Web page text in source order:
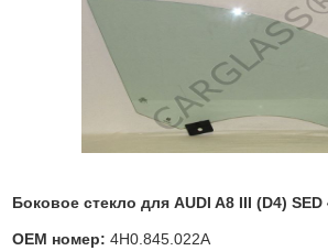
Боковое стекло для AUDI A8 III (D4) SED
OEM номер: 4H0.845.022A